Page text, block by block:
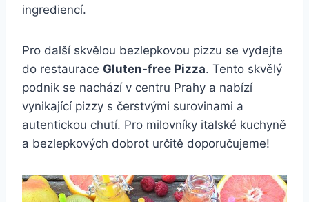
ingrediencí.
Pro další skvělou bezlepkovou pizzu se vydejte
do restaurace Gluten-free Pizza. Tento skvělý
podnik se nachází v centru Prahy a nabízí
vynikající pizzy s čerstvými surovinami a
autentickou chutí. Pro milovníky italské kuchyně
a bezlepkových dobrot určitě doporučujeme!